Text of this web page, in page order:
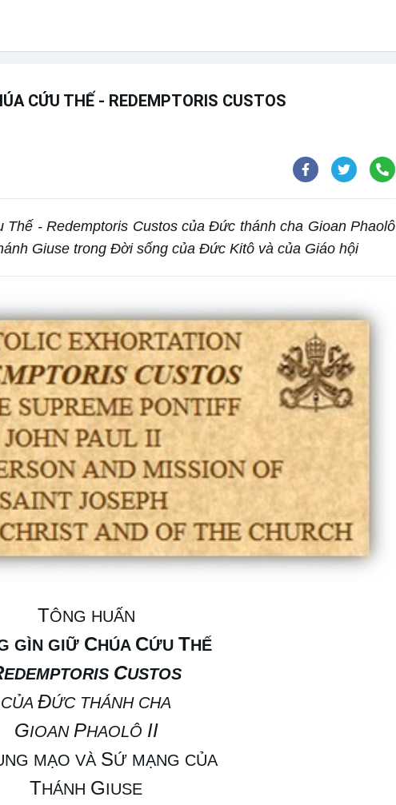
CỨU THẾ - REDEMPTORIS CUSTOS
- Redemptoris Custos của Đức thánh cha Gioan Phaolô
Giuse trong Đời sống của Đức Kitô và của Giáo hội
TÔNG HUẤN
GÌN GIỮ CHÚA CỨU THẾ
EDEMPTORIS CUSTOS
CỦAĐỨC THÁNH CHA
GIOAN PHAOLÔ II
MẠO VÀ SỨ MẠNG CỦA
THÁNH GIUSE